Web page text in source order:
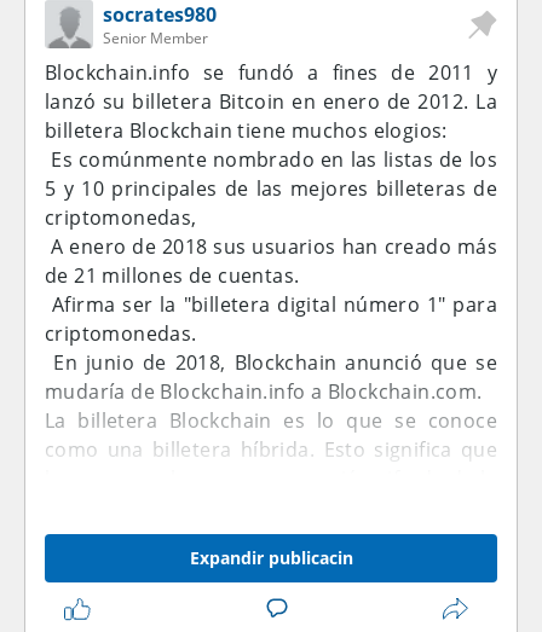
socrates980
Senior Member
Blockchain.info se fundó a fines de 2011 y
lanzó su billetera Bitcoin en enero de 2012. La
billetera Blockchain tiene muchos elogios:
 Es comúnmente nombrado en las listas de los
5 y 10 principales de las mejores billeteras de
criptomonedas,
 A enero de 2018 sus usuarios han creado más
de 21 millones de cuentas.
 Afirma ser la "billetera digital número 1" para
criptomonedas.
 En junio de 2018, Blockchain anunció que se
mudaría de Blockchain.info a Blockchain.com.
La billetera Blockchain es lo que se conoce
como una billetera híbrida. Esto significa que
pero no almacena su contraseña. Esto
proporciona una serie de beneficios:
 Conveniencia: puede acceder a su billetera en
cualquier lugar donde pueda obtener una
Expandir publicacin